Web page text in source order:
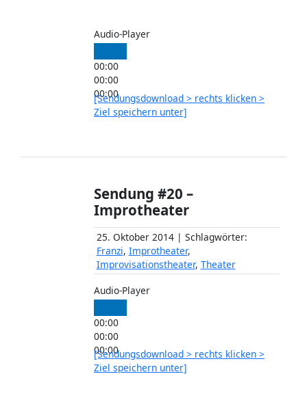
Audio-Player
00:00
00:00
00:00
[Sendungsdownload > rechts klicken >
Ziel speichern unter]
Sendung #20 –
Improtheater
25. Oktober 2014 | Schlagwörter:
Franzi, Improtheater,
Improvisationstheater, Theater
Audio-Player
00:00
00:00
00:00
[Sendungsdownload > rechts klicken >
Ziel speichern unter]